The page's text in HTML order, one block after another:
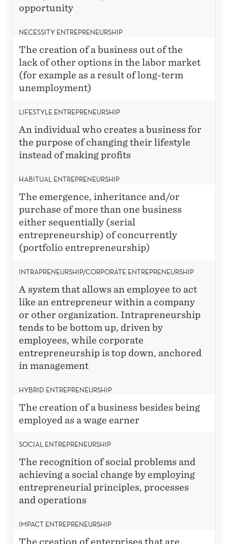
opportunity
NECESSITY ENTREPRENEURSHIP
The creation of a business out of the
lack of other options in the labor market
(for example as a result of long-term
unemployment)
LIFESTYLE ENTREPRENEURSHIP
An individual who creates a business for
the purpose of changing their lifestyle
instead of making profits
HABITUAL ENTREPRENEURSHIP
The emergence, inheritance and/or
purchase of more than one business
either sequentially (serial
entrepreneurship) of concurrently
(portfolio entrepreneurship)
INTRAPRENEURSHIP/CORPORATE ENTREPRENEURSHIP
A system that allows an employee to act
like an entrepreneur within a company
or other organization. Intrapreneurship
tends to be bottom up, driven by
employees, while corporate
entrepreneurship is top down, anchored
in management
HYBRID ENTREPRENEURSHIP
The creation of a business besides being
employed as a wage earner
SOCIAL ENTREPRENEURSHIP
The recognition of social problems and
achieving a social change by employing
entrepreneurial principles, processes
and operations
IMPACT ENTREPRENEURSHIP
The creation of enterprises that are